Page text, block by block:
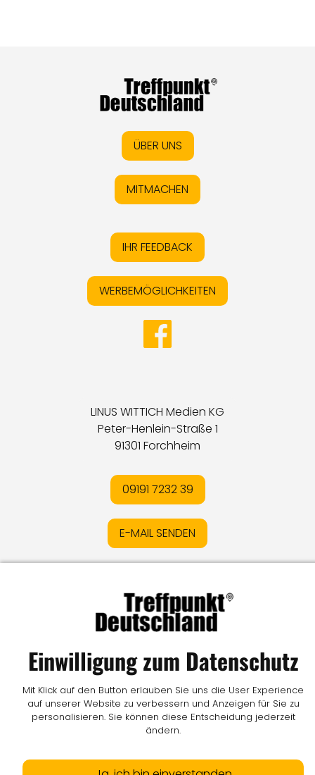
ÜBER UNS
MITMACHEN
IHR FEEDBACK
WERBEMÖGLICHKEITEN
LINUS WITTICH Medien KG
Peter-Henlein-Straße 1
91301 Forchheim
09191 7232 39
E-MAIL SENDEN
DatenschutzIOnline-Streitschlichtung
MediadatenIKontaktIVertrag widerrufen
© LW Medien GmbH
Einwilligung zum Datenschutz
Mit Klick auf den Button erlauben Sie uns die User Experience
auf unserer Website zu verbessern und Anzeigen für Sie zu
personalisieren. Sie können diese Entscheidung jederzeit
ändern.